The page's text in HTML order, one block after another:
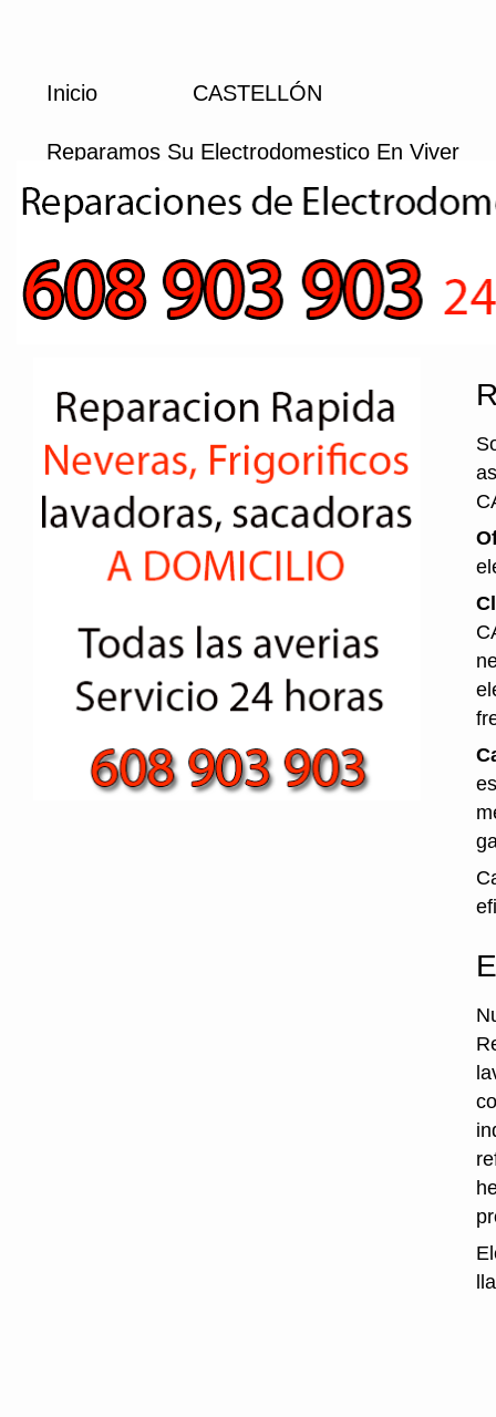
Inicio CASTELLÓN
Reparamos Su Electrodomestico En Viver